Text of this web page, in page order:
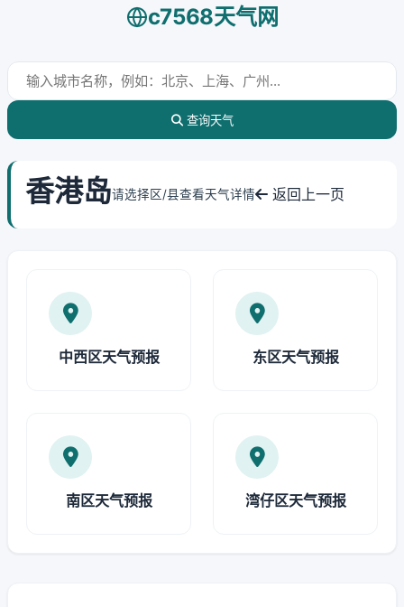
c7568天气网
查询天气
香港岛请选择区/县查看天气详情 返回上一页
中西区天气预报 东区天气预报
南区天气预报 湾仔区天气预报